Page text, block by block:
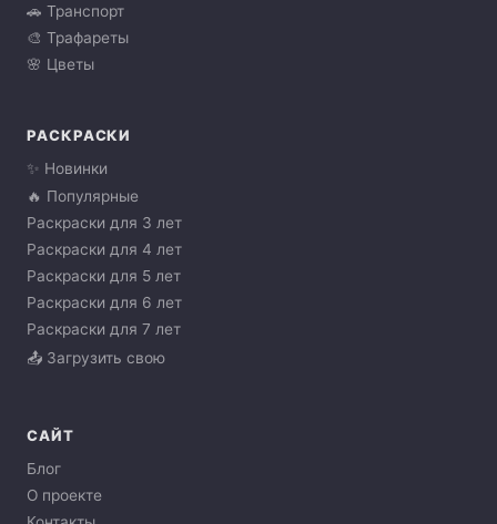
🚗 Транспорт
🎨 Трафареты
🌸 Цветы
РАСКРАСКИ
✨ Новинки
🔥 Популярные
Раскраски для 3 лет
Раскраски для 4 лет
Раскраски для 5 лет
Раскраски для 6 лет
Раскраски для 7 лет
📤 Загрузить свою
САЙТ
Блог
О проекте